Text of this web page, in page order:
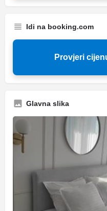
Idi na booking.com
Provjeri
Glavna slika